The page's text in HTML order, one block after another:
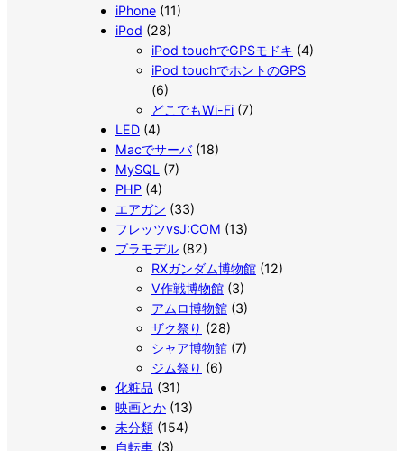
iPhone (11)
iPod (28)
iPod touchでGPSモドキ (4)
iPod touchでホントのGPS
(6)
どこでもWi-Fi (7)
LED (4)
Macでサーバ(18)
MySQL (7)
PHP (4)
エアガン (33)
フレッツvsJ:COM (13)
プラモデル (82)
RXガンダム博物館 (12)
V作戦博物館 (3)
アムロ博物館 (3)
ザク祭り (28)
シャア博物館 (7)
ジム祭り (6)
化粧品 (31)
映画とか (13)
未分類 (154)
自転車 (3)